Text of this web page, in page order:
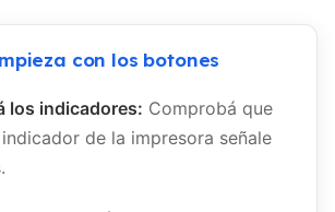
con los botones
los indicadores: Comprobá que
de la impresora señale